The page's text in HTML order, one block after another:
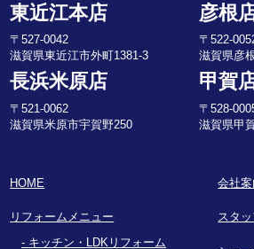
東近江本店
〒527-0042
滋賀県東近江市外町1381-3
彦根
〒522-
滋賀県彦
長浜米原店
〒521-0062
滋賀県米原市宇賀野250
甲賀
〒528-
滋賀県甲
HOME
リフォームメニュー
キッチン・LDKリフォーム
会社案
スタ